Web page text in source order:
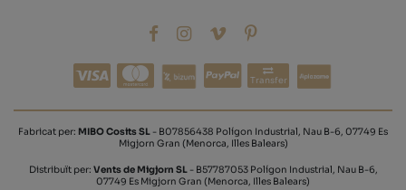
Transfer
Fabricat per: MIBO Cosits SL - B07856438 Polígon Industrial, Nau B-6, 07749 Es
Migjorn Gran (Menorca, Illes Balears)
Distribuït per: Vents de Migjorn SL - B57787053 Polígon Industrial, Nau B-6,
07749 Es Migjorn Gran (Menorca, Illes Balears)